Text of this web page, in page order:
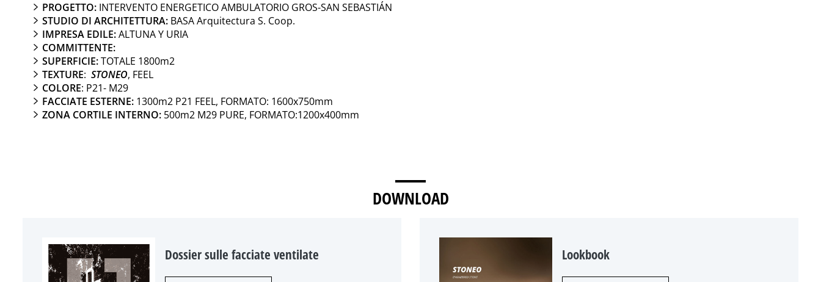
PROGETTO: INTERVENTO ENERGETICO AMBULATORIO GROS-SAN SEBASTIÁN
STUDIO DI ARCHITETTURA: BASA Arquitectura S. Coop.
IMPRESA EDILE:ALTUNA Y URIA
COMMITTENTE:
SUPERFICIE:TOTALE 1800m2
TEXTURE: STONEO, FEEL
COLORE: P21- M29
FACCIATE ESTERNE: 1300m2 P21 FEEL, FORMATO: 1600x750mm
ZONA CORTILE INTERNO: 500m2 M29 PURE, FORMATO:1200x400mm
DOWNLOAD
Dossier sulle facciate ventilate Lookbook